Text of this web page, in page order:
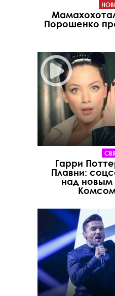
Порошенко
Гарри
Плавни:
над новым